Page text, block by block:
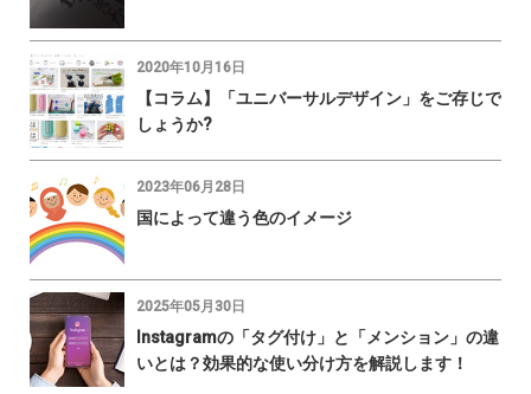
2020年10月16日
【コラム】「ユニバーサルデザイン」をご存じで
しょうか?
2023年06月28日
国によって違う色のイメージ
2025年05月30日
Instagramの「タグ付け」と「メンション」の違
いとは？効果的な使い分け方を解説します！